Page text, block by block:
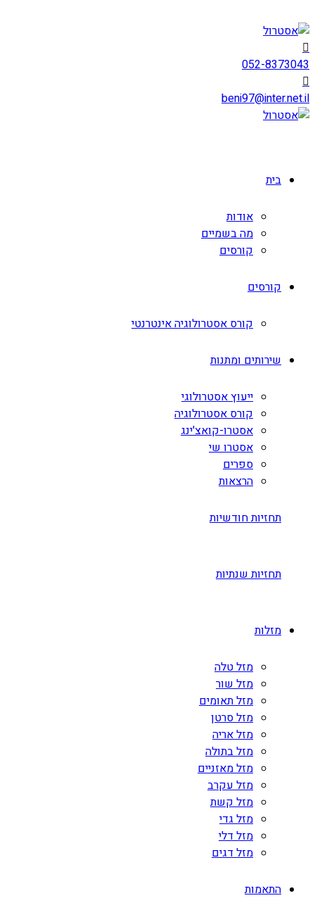
052-8373043
beni97@inter.net.il
בית
אודות
מה בשמיים
קורסים
קורסים
קורס אסטרולוגיה אינטרנטי
שירותים ומתנות
ייעוץ אסטרולוגי
קורס אסטרולוגיה
אסטרו-קואצ'ינג
אסטרו שי
ספרים
הרצאות
תחזיות חודשיות
תחזיות שנתיות
מזלות
מזל טלה
מזל שור
מזל תאומים
מזל סרטן
מזל אריה
מזל בתולה
מזל מאזניים
מזל עקרב
מזל קשת
מזל גדי
מזל דלי
מזל דגים
התאמות